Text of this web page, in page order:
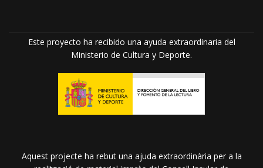
Este proyecto ha recibido una ayuda extraordinaria del
Ministerio de Cultura y Deporte.
Aquest projecte ha rebut una ajuda extraordinària per a la